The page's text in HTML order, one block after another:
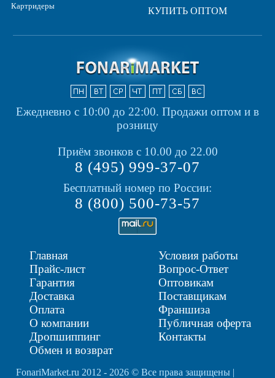
Картридеры
КУПИТЬ ОПТОМ
Ежедневно с 10:00 до 22:00. Продажи оптом и в
розницу
Приём звонков с 10.00 до 22.00
8 (495) 999-37-07
Бесплатный номер по России:
8 (800) 500-73-57
Главная
Прайс-лист
Гарантия
Доставка
Оплата
О компании
Дропшиппинг
Обмен и возврат
Условия работы
Вопрос-Ответ
Оптовикам
Поставщикам
Франшиза
Публичная оферта
Контакты
FonariMarket.ru 2012 - 2026 © Все права защищены |